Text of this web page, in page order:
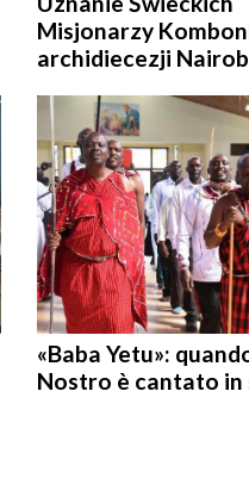
Misjonarzy
archidiecezji
«Baba Yetu»:
Nostro è cantato in